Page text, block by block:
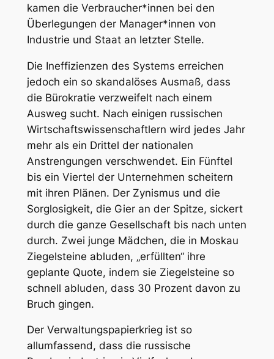
kamen die Verbraucher*innen bei den
Überlegungen der Manager*innen von
Industrie und Staat an letzter Stelle.
Die Ineffizienzen des Systems erreichen
jedoch ein so skandalöses Ausmaß, dass
die Bürokratie verzweifelt nach einem
Ausweg sucht. Nach einigen russischen
Wirtschaftswissenschaftlern wird jedes Jahr
mehr als ein Drittel der nationalen
Anstrengungen verschwendet. Ein Fünftel
bis ein Viertel der Unternehmen scheitern
mit ihren Plänen. Der Zynismus und die
Sorglosigkeit, die Gier an der Spitze, sickert
durch die ganze Gesellschaft bis nach unten
durch. Zwei junge Mädchen, die in Moskau
Ziegelsteine abluden, „erfüllten“ ihre
geplante Quote, indem sie Ziegelsteine so
schnell abluden, dass 30 Prozent davon zu
Bruch gingen.
Der Verwaltungspapierkrieg ist so
allumfassend, dass die russische